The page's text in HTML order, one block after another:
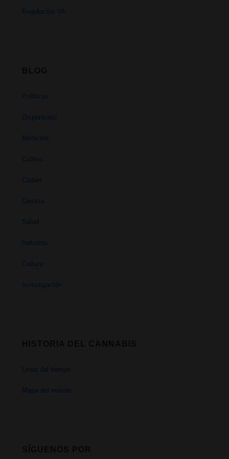
Regulación YA
Políticas
Dispensario
Medicina
Cultivo
Clubes
Ciencia
Salud
Industria
Cultura
Investigación
Linea del tiempo
Mapa del mundo